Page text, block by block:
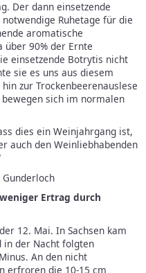
Der dann einsetzende
Ruhetage für die
aromatische
über 90% der Ernte
einsetzende Botrytis nicht
sie es uns aus diesem
zur Trockenbeerenauslese
sich im normalen
dies ein Weinjahrgang ist,
auch den Weinliebhabenden
Gunderloch
weniger Ertrag durch
12. Mai. In Sachsen kam
in der Nacht folgten
An den nicht
erfroren die 10-15 cm